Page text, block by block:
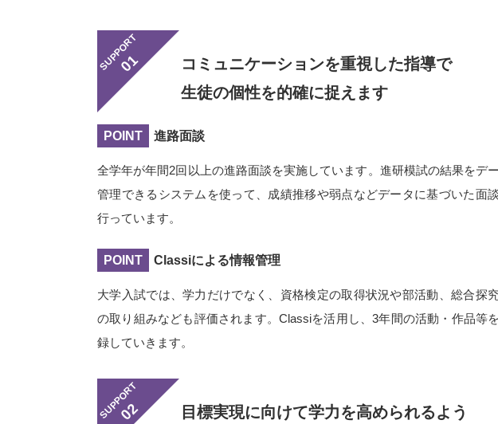
SUPPORT
01
コミュニケーションを重視した指導で
生徒の個性を的確に捉えます
POINT 進路面談
全学年が年間2回以上の進路面談を実施しています。進研模試の結果をデ
管理できるシステムを使って、成績推移や弱点などデータに基づいた面
行っています。
POINT Classiによる情報管理
大学入試では、学力だけでなく、資格検定の取得状況や部活動、総合探
の取り組みなども評価されます。Classiを活用し、3年間の活動・作品等
録していきます。
SUPPORT
02
目標実現に向けて学力を高められるよう